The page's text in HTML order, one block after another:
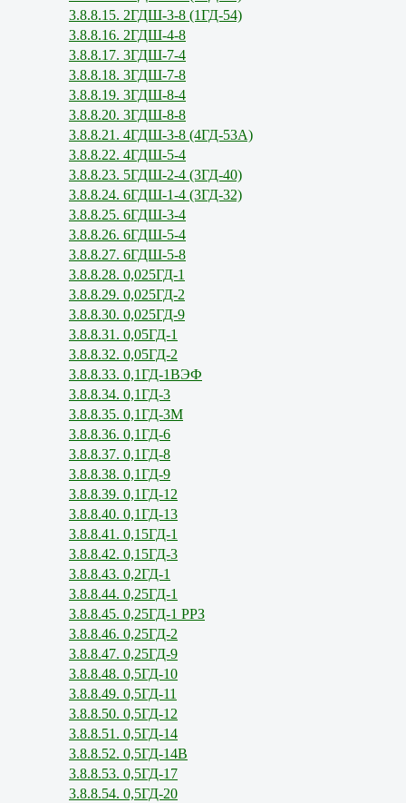
3.8.8.15. 2ГДШ-3-8 (1ГД-54)
3.8.8.16. 2ГДШ-4-8
3.8.8.17. 3ГДШ-7-4
3.8.8.18. 3ГДШ-7-8
3.8.8.19. 3ГДШ-8-4
3.8.8.20. 3ГДШ-8-8
3.8.8.21. 4ГДШ-3-8 (4ГД-53А)
3.8.8.22. 4ГДШ-5-4
3.8.8.23. 5ГДШ-2-4 (3ГД-40)
3.8.8.24. 6ГДШ-1-4 (3ГД-32)
3.8.8.25. 6ГДШ-3-4
3.8.8.26. 6ГДШ-5-4
3.8.8.27. 6ГДШ-5-8
3.8.8.28. 0,025ГД-1
3.8.8.29. 0,025ГД-2
3.8.8.30. 0,025ГД-9
3.8.8.31. 0,05ГД-1
3.8.8.32. 0,05ГД-2
3.8.8.33. 0,1ГД-1ВЭФ
3.8.8.34. 0,1ГД-3
3.8.8.35. 0,1ГД-3М
3.8.8.36. 0,1ГД-6
3.8.8.37. 0,1ГД-8
3.8.8.38. 0,1ГД-9
3.8.8.39. 0,1ГД-12
3.8.8.40. 0,1ГД-13
3.8.8.41. 0,15ГД-1
3.8.8.42. 0,15ГД-3
3.8.8.43. 0,2ГД-1
3.8.8.44. 0,25ГД-1
3.8.8.45. 0,25ГД-1 РРЗ
3.8.8.46. 0,25ГД-2
3.8.8.47. 0,25ГД-9
3.8.8.48. 0,5ГД-10
3.8.8.49. 0,5ГД-11
3.8.8.50. 0,5ГД-12
3.8.8.51. 0,5ГД-14
3.8.8.52. 0,5ГД-14В
3.8.8.53. 0,5ГД-17
3.8.8.54. 0,5ГД-20